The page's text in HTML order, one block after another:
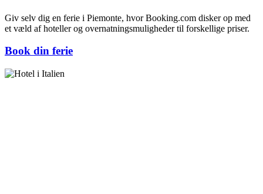
Giv selv dig en ferie i Piemonte, hvor Booking.com disker op med
et væld af hoteller og overnatningsmuligheder til forskellige priser.
Book din ferie